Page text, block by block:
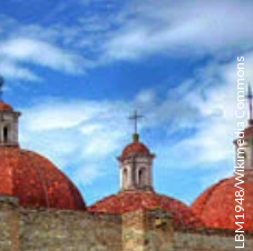
LBM1948/Wikimedia Commons